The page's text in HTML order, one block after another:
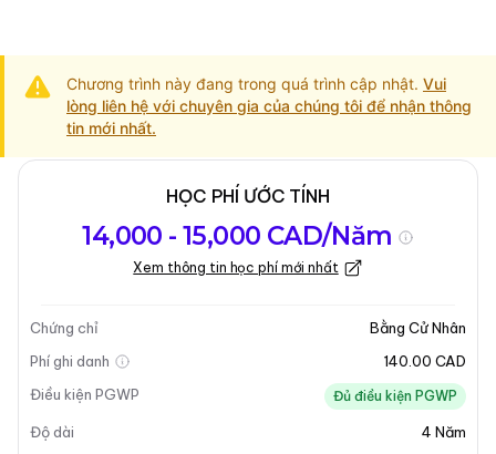
Chương trình này đang trong quá trình cập nhật. Vui
lòng liên hệ với chuyên gia của chúng tôi để nhận thông
tin mới nhất.
chương trình
Học
Kỳ nhập học
Cập nhật lần cuối vào 31-03-2025
Tổng quan về chương trình
Tổng Quan Chương Trình
Cử Nhân Khoa Học - Toán Học tại Brandon University
HỌC PHÍ ƯỚC TÍNH
14,000 - 15,000 CAD/Năm
Xem thông tin học phí mới nhất
Chứng chỉ
Bằng Cử Nhân
Phí ghi danh
140.00 CAD
Điều kiện PGWP
Đủ điều kiện PGWP
Độ dài 4 Năm